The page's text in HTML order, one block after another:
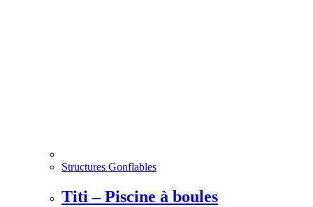
Structures Gonflables
Titi – Piscine à boules